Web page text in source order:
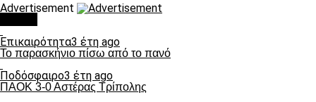
Advertisement
Επικαιρότητα3 έτη ago
Το παρασκήνιο πίσω από το πανό
Ποδόσφαιρο3 έτη ago
ΠΑΟΚ 3-0 Αστέρας Τρίπολης